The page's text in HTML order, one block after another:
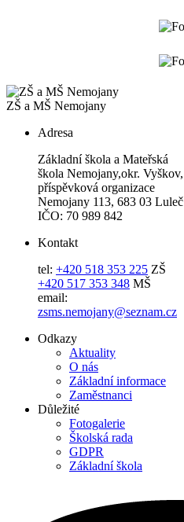
ZŠ a MŠ Nemojany
Adresa
Základní škola a Mateřská
škola Nemojany,okr. Vyškov,
příspěvková organizace
Nemojany 113, 683 03 Luleč
IČO: 70 989 842
Kontakt
tel: +420 518 353 225 ZŠ
+420 517 353 348 MŠ
email:
zsms.nemojany@seznam.cz
Odkazy
Aktuality
O nás
Základní informace
Zaměstnanci
Důležité
Fotogalerie
Školská rada
GDPR
Základní škola